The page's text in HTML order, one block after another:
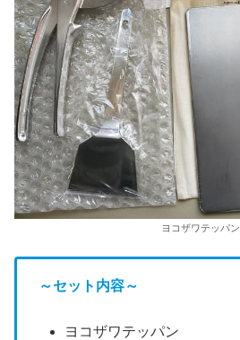
ヨコザワテッパン
～セット内容～
ヨコザワテッパン